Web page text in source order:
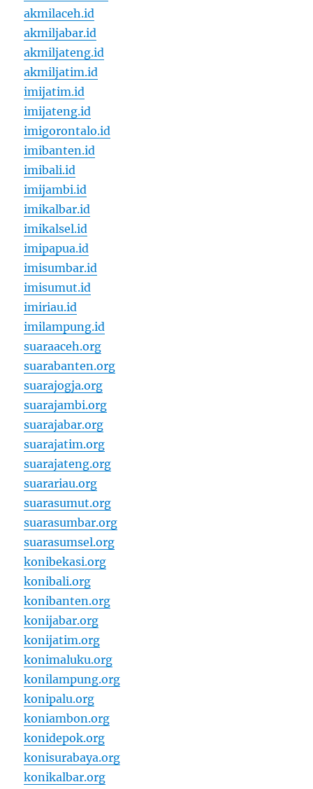
akmilaceh.id
akmiljabar.id
akmiljateng.id
akmiljatim.id
imijatim.id
imijateng.id
imigorontalo.id
imibanten.id
imibali.id
imijambi.id
imikalbar.id
imikalsel.id
imipapua.id
imisumbar.id
imisumut.id
imiriau.id
imilampung.id
suaraaceh.org
suarabanten.org
suarajogja.org
suarajambi.org
suarajabar.org
suarajatim.org
suarajateng.org
suarariau.org
suarasumut.org
suarasumbar.org
suarasumsel.org
konibekasi.org
konibali.org
konibanten.org
konijabar.org
konijatim.org
konimaluku.org
konilampung.org
konipalu.org
koniambon.org
konidepok.org
konisurabaya.org
konikalbar.org